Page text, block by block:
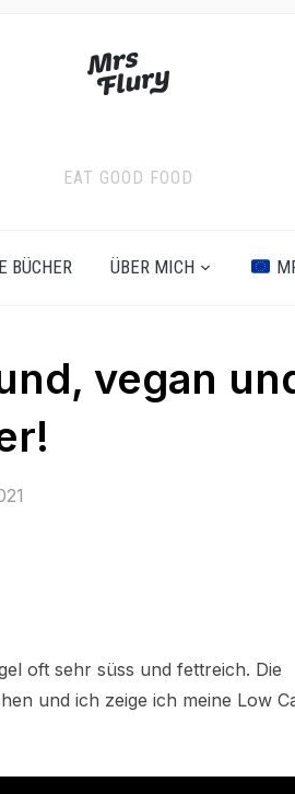
EAT GOOD FOOD
BÜCHER ÜBER MICH
vegan
oft sehr süss und fettreich. Die
und ich zeige ich meine Low